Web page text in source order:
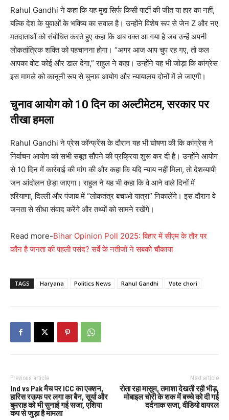
Rahul Gandhi ने कहा कि यह मुद्दा सिर्फ किसी पार्टी की जीत या हार का नहीं,
बल्कि देश के युवाओं के भविष्य का सवाल है। उन्होंने विशेष रूप से जेन Z और नए
मतदाताओं को संबोधित करते हुए कहा कि अब वक्त आ गया है जब उन्हें अपनी
लोकतांत्रिक शक्ति को पहचानना होगा। “अगर आज आप चुप रह गए, तो कल
आपका वोट कोई और डाल देगा,” राहुल ने कहा। उन्होंने यह भी जोड़ा कि कांग्रेस
इस मामले को कानूनी रूप से चुनाव आयोग और न्यायालय दोनों में ले जाएगी।
चुनाव आयोग को 10 दिन का अल्टीमेटम, सरकार पर
तीखा हमला
Rahul Gandhi ने प्रेस कॉन्फ्रेंस के दौरान यह भी घोषणा की कि कांग्रेस ने
निर्वाचन आयोग को सभी सबूत सौंपने की प्रक्रिया शुरू कर दी है। उन्होंने आयोग
से 10 दिन में कार्रवाई की मांग की और कहा कि यदि न्याय नहीं मिला, तो देशव्यापी
जन आंदोलन छेड़ा जाएगा। राहुल ने यह भी कहा कि वे आने वाले दिनों में
हरियाणा, दिल्ली और पंजाब में “लोकतंत्र बचाओ यात्रा” निकालेंगे। इस दौरान वे
जनता से सीधा संवाद करेंगे और तथ्यों को सामने रखेंगे।
Read more-Bihar Opinion Poll 2025: बिहार में सीएम के तौर पर
कौन है जनता की पहली पसंद? सर्वे के नतीजों ने सबको चौंकाया
TAGS Haryana Politics News Rahul Gandhi Vote chori
Previous article
Ind vs Pak मैच पर ICC का एक्शन,
हारिस रऊफ पर लगा का बैन, सूर्या और
बुमराह को भी सुनाई गई सजा, एशिया
कप से जुड़ा है मामला
Next article
रोता रहा मासूम, तमाशा देखती रही भीड़,
मोबाइल चोरी के शक में बच्चे को दी गई
दर्दनाक सजा, वीडियो वायरल